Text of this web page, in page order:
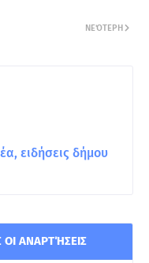
ΝΕΌΤΕΡΗ
ειδήσεις δήμου
ΑΝΑΡΤΉΣΕΙΣ